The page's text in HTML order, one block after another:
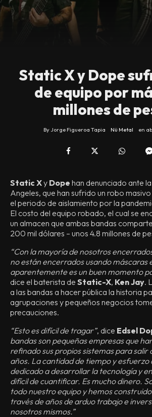
Static X y Dope
de equipo por
millones de
By Jorge Figueroa Tapia Nü Metal en
Static Xy Dope han denunciado ante
Angeles, que han sufrido un robo
el periodo de aislamiento por la
El costo del equipo robado, el cual se
un almacen que ambas bandas
200 mil dólares – unos 4.8 millones de
“Con la mayoría de nosotros
no están encerrados usando máscaras
aparentemente es un buen momento
dice el baterista de Static-X, Ken Jay.
a las bandas a hacer pública la historia
agrupaciones y pequeños negocios
precauciones.
“Esto es difícil de tragar”, dice Edsel
bandas son pequeñas empresas que
refinado sus propios sistemas para salir
años. La cantidad de tiempo y esfuerzo
dedicado a desarrollar la tecnología y
difícil de cuantificar. Es mucho dinero.
todo nuestro equipo y hemos
través de años de arduo trabajo e
nosotros mismos.”